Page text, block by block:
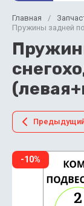
Главная /
Пружины задней
-10%